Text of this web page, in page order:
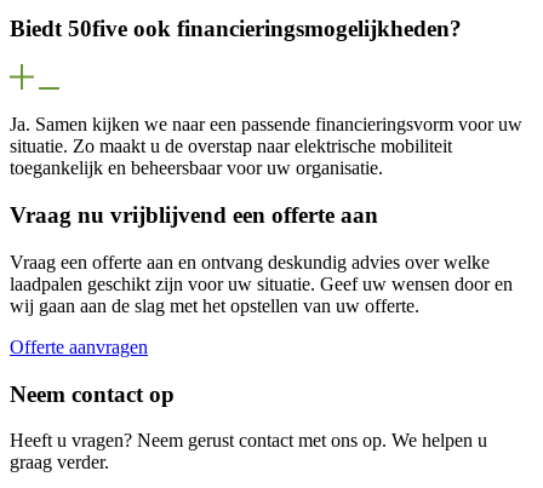
Biedt 50five ook financieringsmogelijkheden?
Ja. Samen kijken we naar een passende financieringsvorm voor uw
situatie. Zo maakt u de overstap naar elektrische mobiliteit
toegankelijk en beheersbaar voor uw organisatie.
Vraag nu vrijblijvend een offerte aan
Vraag een offerte aan en ontvang deskundig advies over welke
laadpalen geschikt zijn voor uw situatie. Geef uw wensen door en
wij gaan aan de slag met het opstellen van uw offerte.
Offerte aanvragen
Neem contact op
Heeft u vragen? Neem gerust contact met ons op. We helpen u
graag verder.